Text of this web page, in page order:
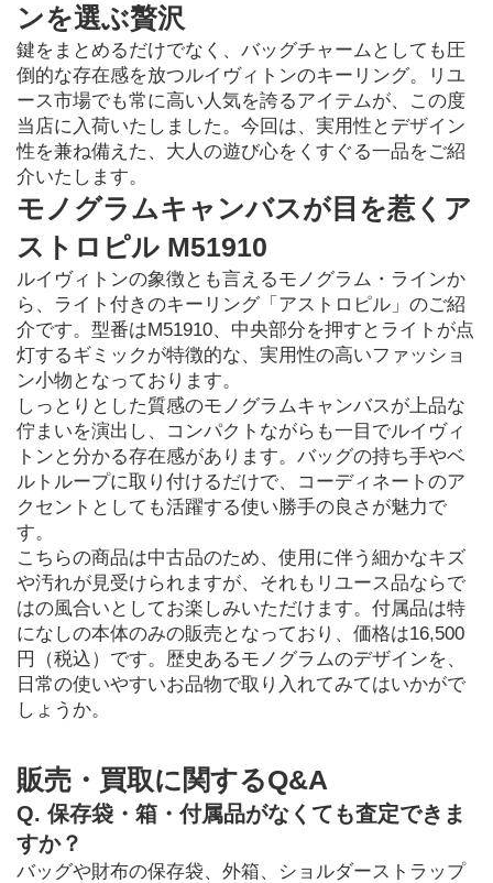
ンを選ぶ贅沢
鍵をまとめるだけでなく、バッグチャームとしても圧
倒的な存在感を放つルイヴィトンのキーリング。リユ
ース市場でも常に高い人気を誇るアイテムが、この度
当店に入荷いたしました。今回は、実用性とデザイン
性を兼ね備えた、大人の遊び心をくすぐる一品をご紹
介いたします。
モノグラムキャンバスが目を惹くア
ストロピル M51910
ルイヴィトンの象徴とも言えるモノグラム・ラインか
ら、ライト付きのキーリング「アストロピル」のご紹
介です。型番はM51910、中央部分を押すとライトが点
灯するギミックが特徴的な、実用性の高いファッショ
ン小物となっております。
しっとりとした質感のモノグラムキャンバスが上品な
佇まいを演出し、コンパクトながらも一目でルイヴィ
トンと分かる存在感があります。バッグの持ち手やベ
ルトループに取り付けるだけで、コーディネートのア
クセントとしても活躍する使い勝手の良さが魅力で
す。
こちらの商品は中古品のため、使用に伴う細かなキズ
や汚れが見受けられますが、それもリユース品ならで
はの風合いとしてお楽しみいただけます。付属品は特
になしの本体のみの販売となっており、価格は16,500
円（税込）です。歴史あるモノグラムのデザインを、
日常の使いやすいお品物で取り入れてみてはいかがで
しょうか。
販売・買取に関するQ&A
Q. 保存袋・箱・付属品がなくても査定できま
すか？
バッグや財布の保存袋、外箱、ショルダーストラップ